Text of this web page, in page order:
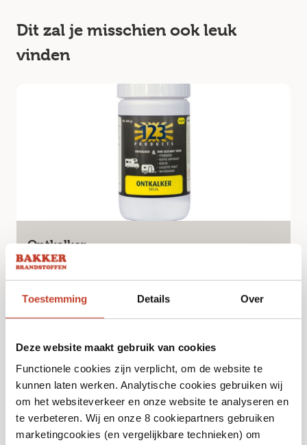
Toestemming Details Over
Deze website maakt gebruik van cookies
Functionele cookies zijn verplicht, om de website te
kunnen laten werken. Analytische cookies gebruiken wij
om het websiteverkeer en onze website te analyseren en
te verbeteren. Wij en onze 8 cookiepartners gebruiken
marketingcookies (en vergelijkbare technieken) om
Dit zal je misschien ook leuk
vinden
Ontkalker
€8,99